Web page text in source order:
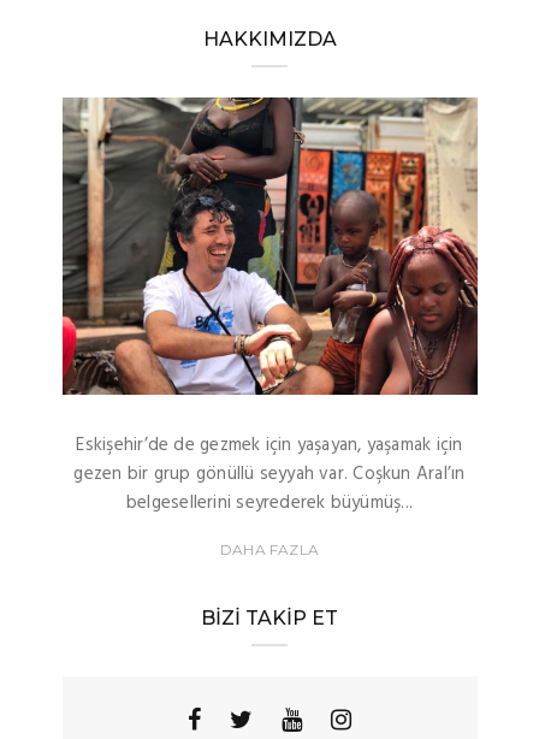
HAKKIMIZDA
Eskişehir’de de gezmek için yaşayan, yaşamak için
gezen bir grup gönüllü seyyah var. Coşkun Aral’ın
belgesellerini seyrederek büyümüş...
DAHA FAZLA
BIZI TAKIP ET